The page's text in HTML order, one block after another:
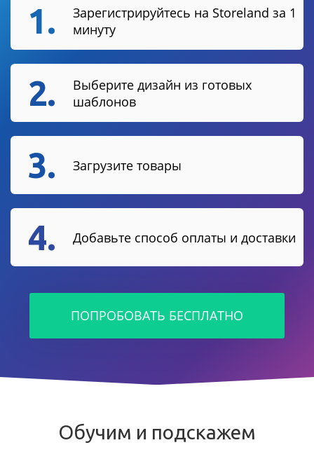
1.
Зарегистрируйтесь на Storeland за 1
минуту
2.
Выберите дизайн из готовых
шаблонов
3. Загрузите товары
4. Добавьте способ оплаты и доставки
ПОПРОБОВАТЬ БЕСПЛАТНО
Обучим и подскажем